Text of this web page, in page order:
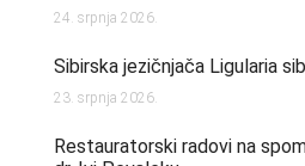
24. srpnja 2026.
Sibirska jezičnjača Ligularia
23. srpnja 2026.
Restauratorski radovi na